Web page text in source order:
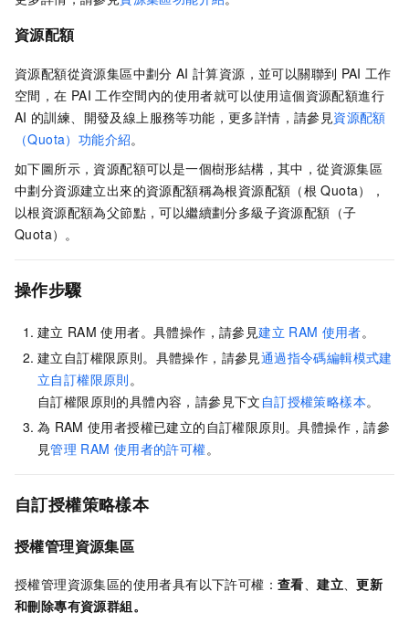
資源配額
資源配額從資源集區中劃分 AI 計算資源，並可以關聯到 PAI 工作
空間，在 PAI 工作空間內的使用者就可以使用這個資源配額進行
AI 的訓練、開發及線上服務等功能，更多詳情，請參見資源配額
（Quota）功能介紹。
如下圖所示，資源配額可以是一個樹形結構，其中，從資源集區
中劃分資源建立出來的資源配額稱為根資源配額（根 Quota），
以根資源配額為父節點，可以繼續劃分多級子資源配額（子
Quota）。
操作步驟
建立 RAM 使用者。具體操作，請參見建立 RAM 使用者。
建立自訂權限原則。具體操作，請參見通過指令碼編輯模式建
立自訂權限原則 。
自訂權限原則的具體內容，請參見下文 自訂授權策略樣本。
為 RAM 使用者授權已建立的自訂權限原則。具體操作，請參
見管理 RAM 使用者的許可權。
自訂授權策略樣本
授權管理資源集區
授權管理資源集區的使用者具有以下許可權： 查看、建立、更新
和刪除專有資源群組。